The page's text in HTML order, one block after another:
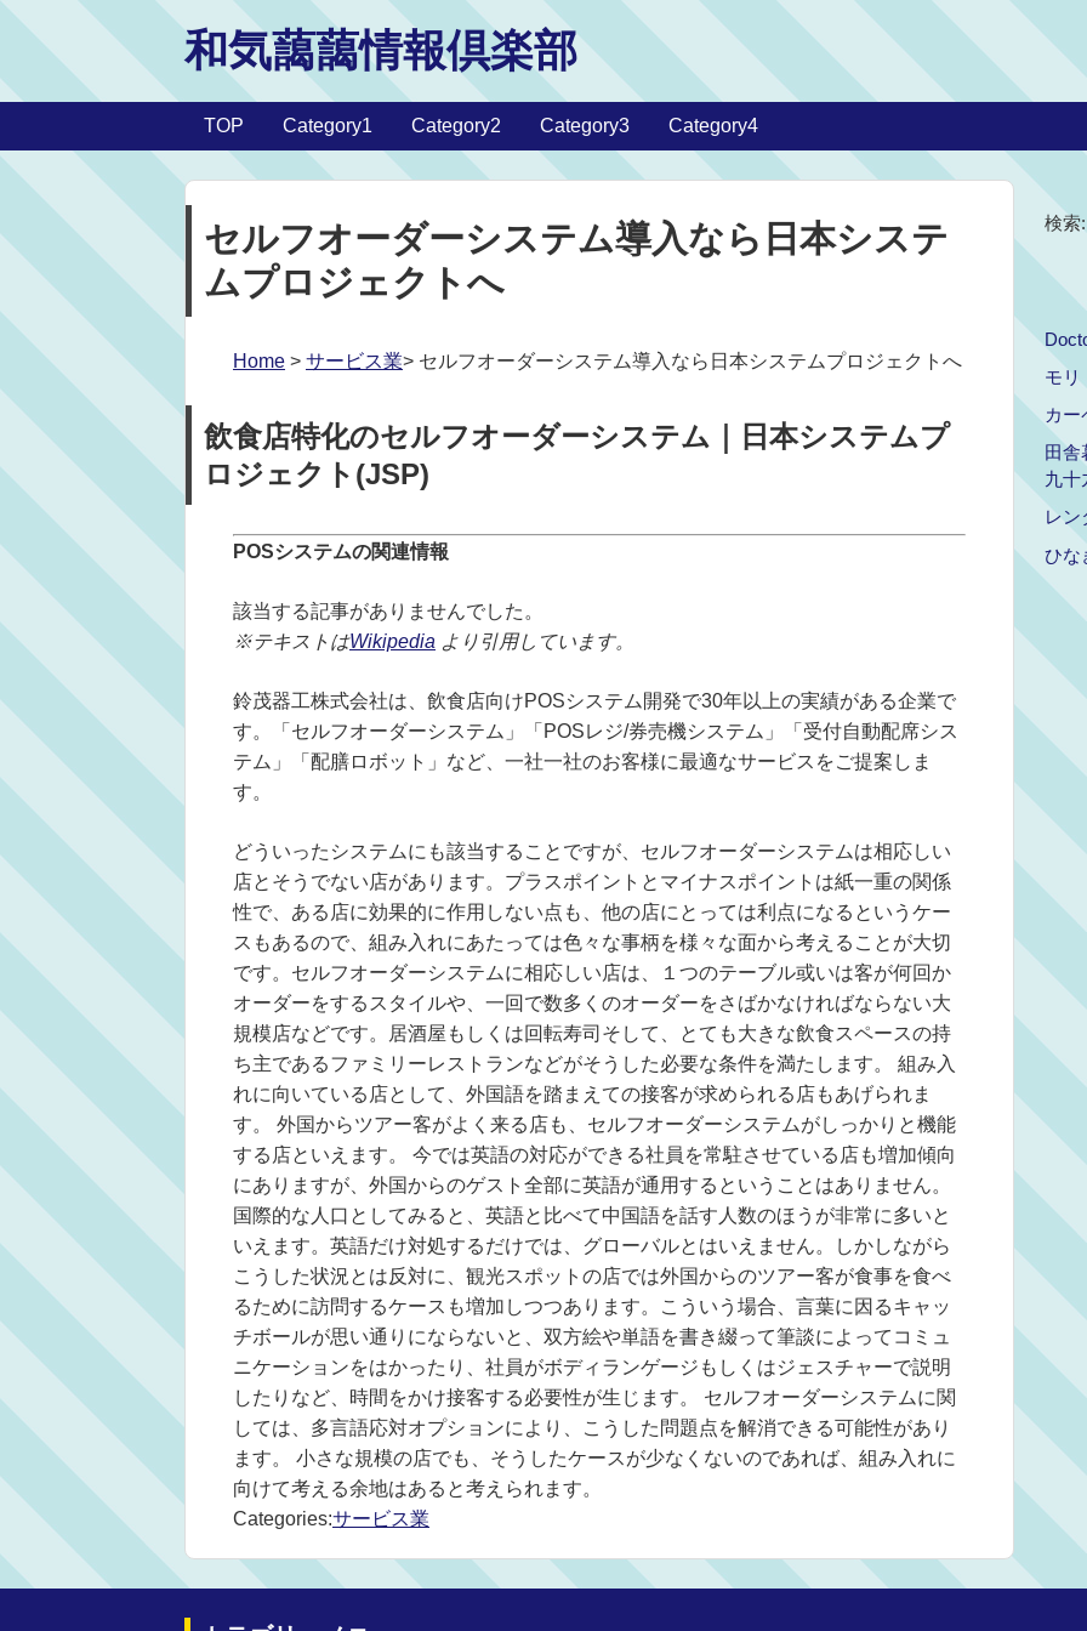
和気藹藹情報倶楽部
TOP Category1 Category2 Category3 Category4
セルフオーダーシステム導入なら日本システ
ムプロジェクトへ
Home > サービス業> セルフオーダーシステム導入なら日本システムプロジェクトへ
飲食店特化のセルフオーダーシステム｜日本システムプ
ロジェクト(JSP)
POSシステムの関連情報
該当する記事がありませんでした。
※テキストはWikipedia より引用しています。
鈴茂器工株式会社は、飲食店向けPOSシステム開発で30年以上の実績がある企業で
す。「セルフオーダーシステム」「POSレジ/券売機システム」「受付自動配席シス
テム」「配膳ロボット」など、一社一社のお客様に最適なサービスをご提案しま
す。
どういったシステムにも該当することですが、セルフオーダーシステムは相応しい
店とそうでない店があります。プラスポイントとマイナスポイントは紙一重の関係
性で、ある店に効果的に作用しない点も、他の店にとっては利点になるというケー
スもあるので、組み入れにあたっては色々な事柄を様々な面から考えることが大切
です。セルフオーダーシステムに相応しい店は、１つのテーブル或いは客が何回か
オーダーをするスタイルや、一回で数多くのオーダーをさばかなければならない大
規模店などです。居酒屋もしくは回転寿司そして、とても大きな飲食スペースの持
ち主であるファミリーレストランなどがそうした必要な条件を満たします。 組み入
れに向いている店として、外国語を踏まえての接客が求められる店もあげられま
す。 外国からツアー客がよく来る店も、セルフオーダーシステムがしっかりと機能
する店といえます。 今では英語の対応ができる社員を常駐させている店も増加傾向
にありますが、外国からのゲスト全部に英語が通用するということはありません。
国際的な人口としてみると、英語と比べて中国語を話す人数のほうが非常に多いと
いえます。英語だけ対処するだけでは、グローバルとはいえません。しかしながら
こうした状況とは反対に、観光スポットの店では外国からのツアー客が食事を食べ
るために訪問するケースも増加しつつあります。こういう場合、言葉に因るキャッ
チボールが思い通りにならないと、双方絵や単語を書き綴って筆談によってコミュ
ニケーションをはかったり、社員がボディランゲージもしくはジェスチャーで説明
したりなど、時間をかけ接客する必要性が生じます。 セルフオーダーシステムに関
しては、多言語応対オプションにより、こうした問題点を解消できる可能性があり
ます。 小さな規模の店でも、そうしたケースが少なくないのであれば、組み入れに
向けて考える余地はあると考えられます。
Categories:サービス業
検索:
モリ
カー
田舎
九十
レン
ひな